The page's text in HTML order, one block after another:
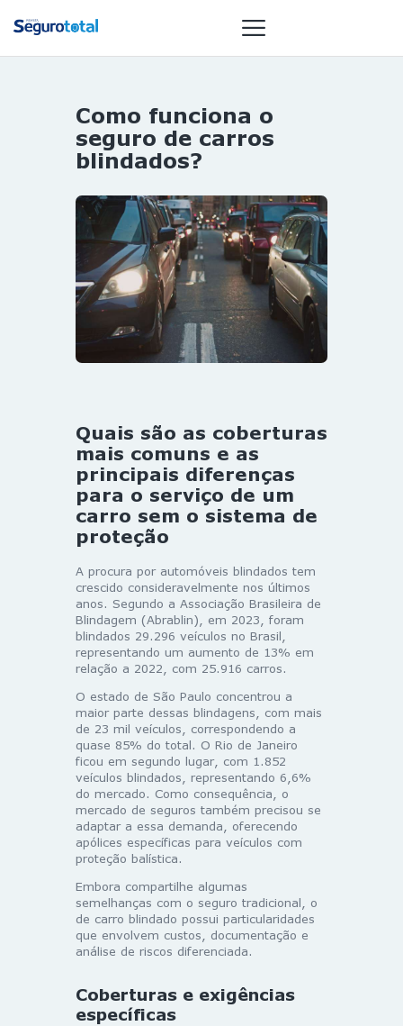
NOTÍCIAS
REVISTA
GAIVOTA DE
OURO
ST SUMMIT
MULHERES
GESTORAS
HOMEST
HOME
Como funciona o
seguro de carros
blindados?
Quais são as coberturas
mais comuns e as
principais diferenças
para o serviço de um
carro sem o sistema de
proteção
A procura por automóveis blindados tem
crescido consideravelmente nos últimos
anos. Segundo a Associação Brasileira de
Blindagem (Abrablin), em 2023, foram
blindados 29.296 veículos no Brasil,
representando um aumento de 13% em
relação a 2022, com 25.916 carros.
O estado de São Paulo concentrou a
maior parte dessas blindagens, com mais
de 23 mil veículos, correspondendo a
quase 85% do total. O Rio de Janeiro
ficou em segundo lugar, com 1.852
veículos blindados, representando 6,6%
do mercado. ​Como consequência, o
mercado de seguros também precisou se
adaptar a essa demanda, oferecendo
apólices específicas para veículos com
proteção balística.
Embora compartilhe algumas
semelhanças com o seguro tradicional, o
de carro blindado possui particularidades
que envolvem custos, documentação e
análise de riscos diferenciada.
Coberturas e exigências
específicas